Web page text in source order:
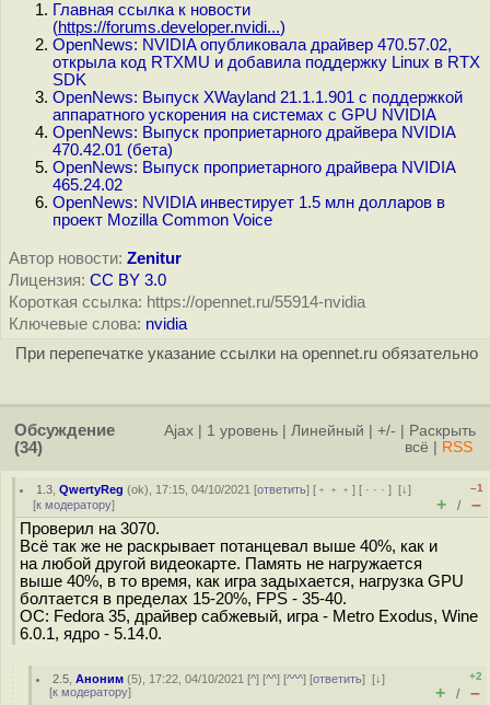
Главная ссылка к новости
(https://forums.developer.nvidi...)
OpenNews: NVIDIA опубликовала драйвер 470.57.02,
открыла код RTXMU и добавила поддержку Linux в RTX
SDK
OpenNews: Выпуск XWayland 21.1.1.901 с поддержкой
аппаратного ускорения на системах с GPU NVIDIA
OpenNews: Выпуск проприетарного драйвера NVIDIA
470.42.01 (бета)
OpenNews: Выпуск проприетарного драйвера NVIDIA
465.24.02
OpenNews: NVIDIA инвестирует 1.5 млн долларов в
проект Mozilla Common Voice
Автор новости: Zenitur
Лицензия: CC BY 3.0
Короткая ссылка: https://opennet.ru/55914-nvidia
Ключевые слова: nvidia
При перепечатке указание ссылки на opennet.ru обязательно
Обсуждение
(34)
Ajax 1 уровень Линейный +/-
Раскрыть
всё
RSS
1.3 ,QwertyReg (ok), 17:15, 04/10/2021 [ответить] [ ﹢﹢﹢] [ · · ·][↓]
[к модератору]
–1
+ / –
Проверил на 3070.
Всё так же не раскрывает потанцевал выше 40%, как и
на любой другой видеокарте. Память не нагружается
выше 40%, в то время, как игра задыхается, нагрузка GPU
болтается в пределах 15-20%, FPS - 35-40.
ОС: Fedora 35, драйвер сабжевый, игра - Metro Exodus, Wine
6.0.1, ядро - 5.14.0.
2.5 ,Аноним (5), 17:22, 04/10/2021 [^] [^^] [^^^] [ответить][↓]
[к модератору]
+2
+ / –